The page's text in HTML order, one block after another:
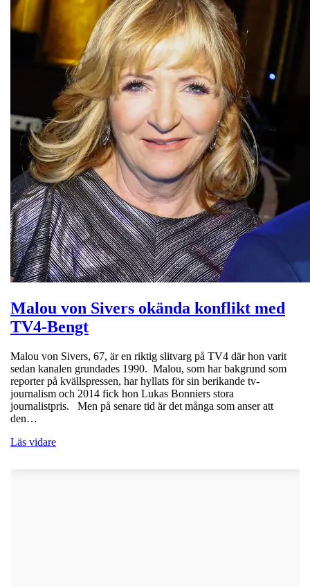
Malou von Sivers okända konflikt med
TV4-Bengt
Malou von Sivers, 67, är en riktig slitvarg på TV4 där hon varit
sedan kanalen grundades 1990. Malou, som har bakgrund som
reporter på kvällspressen, har hyllats för sin berikande tv-
journalism och 2014 fick hon Lukas Bonniers stora
journalistpris. Men på senare tid är det många som anser att
den…
Läs vidare